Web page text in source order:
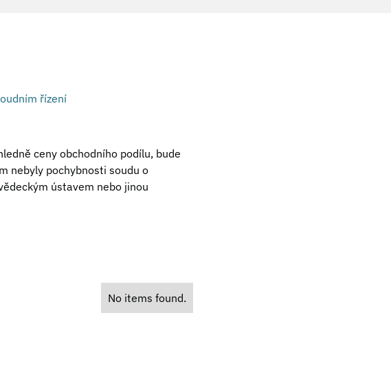
řízení
ceny obchodního podílu, bude
nebyly pochybnosti soudu o
ústavem nebo jinou
No items found.